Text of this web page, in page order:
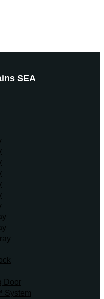
SEA
Door
System